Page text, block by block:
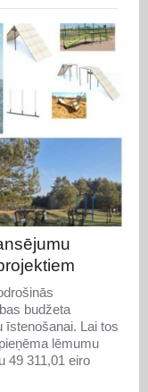
budžeta
īstenošanai. Lai tos
lēmumu
49 311,01 eiro